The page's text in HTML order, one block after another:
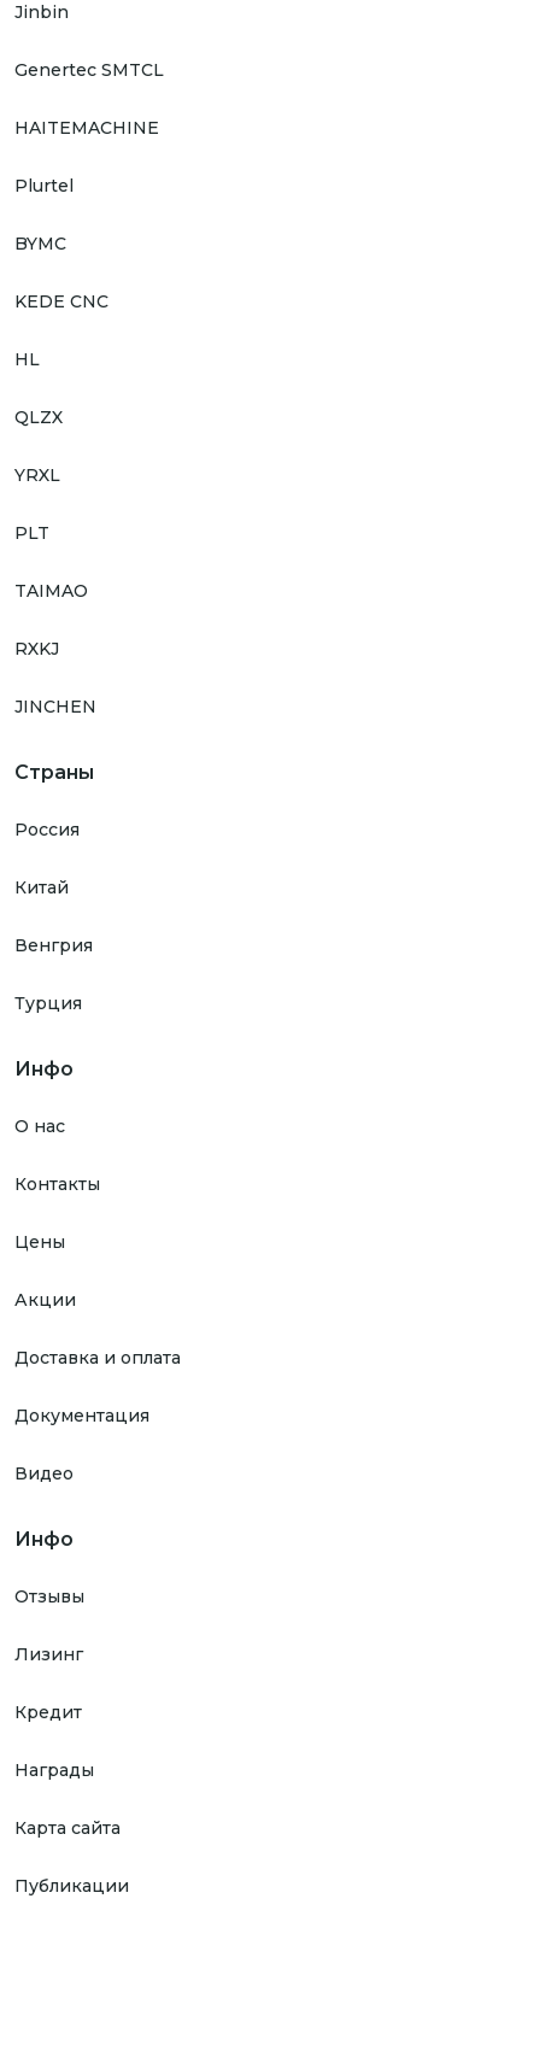
Jinbin
Genertec SMTCL
HAITEMACHINE
Plurtel
BYMC
KEDE CNC
HL
QLZX
YRXL
PLT
TAIMAO
RXKJ
JINCHEN
Страны
Россия
Китай
Венгрия
Турция
Инфо
О нас
Контакты
Цены
Акции
Доставка и оплата
Документация
Видео
Инфо
Отзывы
Лизинг
Кредит
Награды
Карта сайта
Публикации